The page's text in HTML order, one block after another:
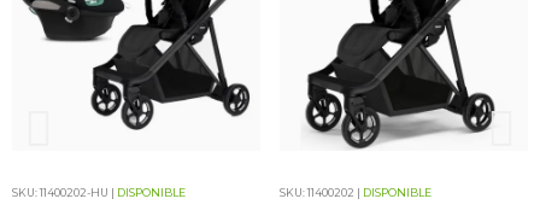
SKU: 11400202-HU | DISPONIBLE SKU: 11400202 | DISPONIBLE